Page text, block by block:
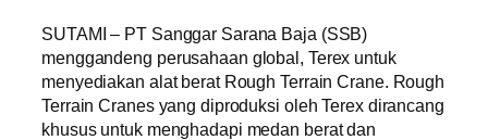
SUTAMI – PT Sanggar Sarana Baja (SSB)
menggandeng perusahaan global, Terex untuk
menyediakan alat berat Rough Terrain Crane. Rough
Terrain Cranes yang diproduksi oleh Terex dirancang
khusus untuk menghadapi medan berat dan